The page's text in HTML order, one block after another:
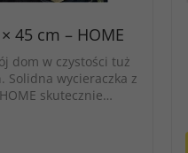
45 cm – HOME
dom w czystości tuż
Solidna wycieraczka z
skutecznie…